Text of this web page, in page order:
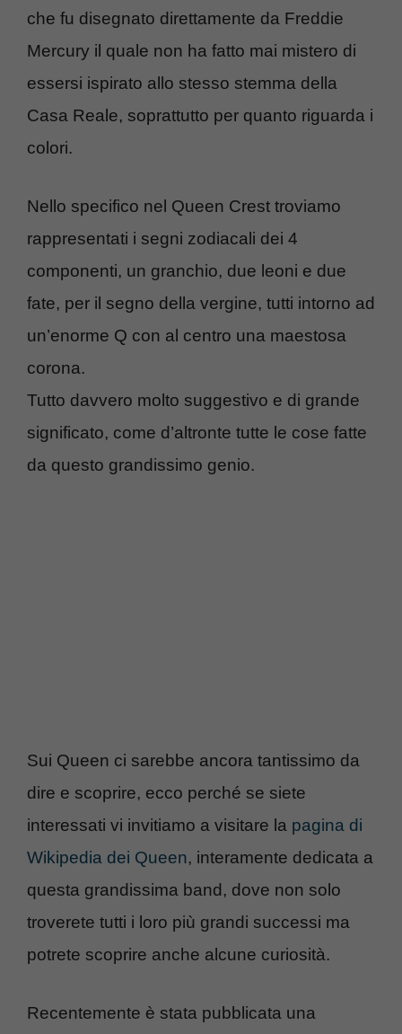
che fu disegnato direttamente da Freddie
Mercury il quale non ha fatto mai mistero di
essersi ispirato allo stesso stemma della
Casa Reale, soprattutto per quanto riguarda i
colori.
Nello specifico nel Queen Crest troviamo
rappresentati i segni zodiacali dei 4
componenti, un granchio, due leoni e due
fate, per il segno della vergine, tutti intorno ad
un’enorme Q con al centro una maestosa
corona.
Tutto davvero molto suggestivo e di grande
significato, come d’altronte tutte le cose fatte
da questo grandissimo genio.
Sui Queen ci sarebbe ancora tantissimo da
dire e scoprire, ecco perché se siete
interessati vi invitiamo a visitare la pagina di
Wikipedia dei Queen, interamente dedicata a
questa grandissima band, dove non solo
troverete tutti i loro più grandi successi ma
potrete scoprire anche alcune curiosità.
Recentemente è stata pubblicata una